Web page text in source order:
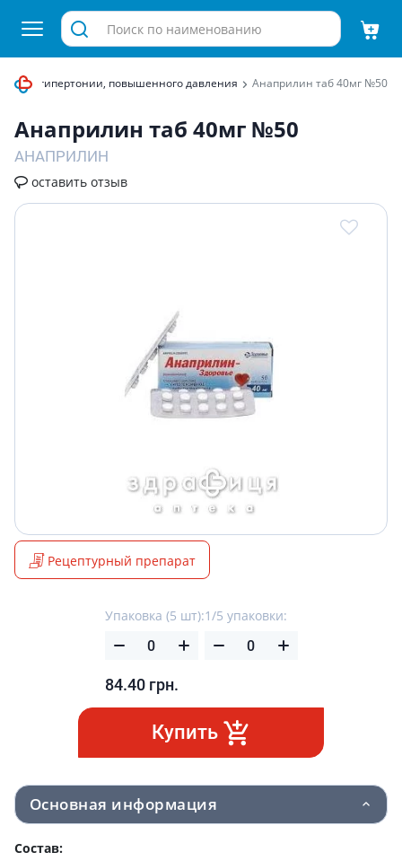
от гипертонии, повышенного давления Анаприлин таб 40мг №50
Анаприлин таб 40мг №50
АНАПРИЛИН
оставить отзыв
Рецептурный препарат
Упаковка (5 шт):
84.40 грн.
1/5 упаковки:
Купить
Основная информация
Состав: